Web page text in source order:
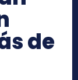
de